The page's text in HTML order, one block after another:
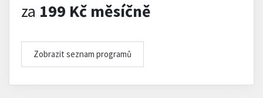
za 199 Kč měsíčně
Zobrazit seznam programů